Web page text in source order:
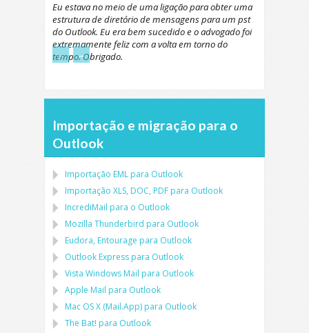
Eu estava no meio de uma ligação para obter uma
estrutura de diretório de mensagens para um pst
do Outlook. Eu era bem sucedido e o advogado foi
extremamente feliz com a volta em torno do
tempo. Obrigado.
← →
Importação e migração para o
Outlook
Importação EML para Outlook
Importação XLS, DOC, PDF para Outlook
IncrediMail para o Outlook
Mozilla Thunderbird para Outlook
Eudora, Entourage para Outlook
Outlook Express para Outlook
Vista Windows Mail para Outlook
Apple Mail para Outlook
Mac OS X (Mail.App) para Outlook
The Bat! para Outlook